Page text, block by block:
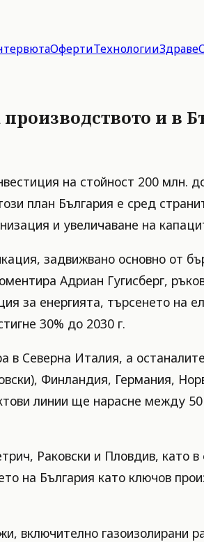
ОфертиТехнологииЗдраве
и в
на стойност 200 млн.
план България е сред
и увеличаване на
задвижвано основно от
Адриан Гугисберг,
за енергията, търсенето на
30% до 2030 г.
в Северна Италия, а
Финландия, Германия,
линии ще нарасне между
Раковски и Пловдив, като
на България като ключов
включително газоизолирани